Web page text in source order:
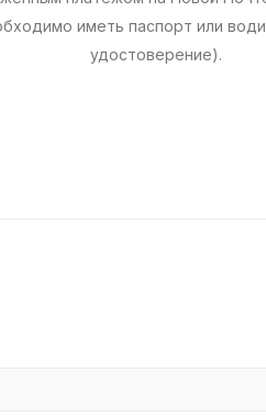
иметь паспорт или
удостоверение).